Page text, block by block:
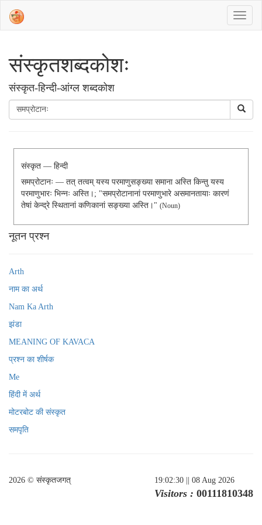
संस्‍कृतशब्‍दकोशः
संस्‍कृत-हिन्दी-आंग्ल शब्दकोश
संस्कृत — हिन्दी
समप्रोटानः — तत् तत्वम् यस्य परमाणुसङ्ख्या समाना अस्ति किन्तु यस्य
परमाणुभारः भिन्नः अस्ति।; "समप्रोटानानां परमाणुभारे असमानतायाः कारणं
तेषां केन्द्रे स्थितानां कणिकानां सङ्ख्या अस्ति।" (noun)
नूतन प्रश्न
Arth
नाम का अर्थ
Nam Ka Arth
झंडा
MEANING OF KAVACA
प्रश्न का शीर्षक
Me
हिंदी में अर्थ
मोटरबोट की संस्कृत
समपृति
2026 © संस्कृतजगत् 19:02:30 || 08 Aug 2026
Visitors : 00111810348